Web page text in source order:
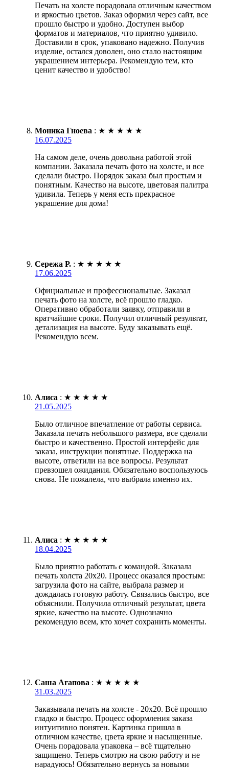
Печать на холсте порадовала отличным качеством
и яркостью цветов. Заказ оформил через сайт, все
прошло быстро и удобно. Доступен выбор
форматов и материалов, что приятно удивило.
Доставили в срок, упаковано надежно. Получив
изделие, остался доволен, оно стало настоящим
украшением интерьера. Рекомендую тем, кто
ценит качество и удобство!
Моника Гноева : ★ ★ ★ ★ ★
16.07.2025
На самом деле, очень довольна работой этой
компании. Заказала печать фото на холсте, и все
сделали быстро. Порядок заказа был простым и
понятным. Качество на высоте, цветовая палитра
удивила. Теперь у меня есть прекрасное
украшение для дома!
Сережа Р. : ★ ★ ★ ★ ★
17.06.2025
Официальные и профессиональные. Заказал
печать фото на холсте, всё прошло гладко.
Оперативно обработали заявку, отправили в
кратчайшие сроки. Получил отличный результат,
детализация на высоте. Буду заказывать ещё.
Рекомендую всем.
Алиса : ★ ★ ★ ★ ★
21.05.2025
Было отличное впечатление от работы сервиса.
Заказала печать небольшого размера, все сделали
быстро и качественно. Простой интерфейс для
заказа, инструкции понятные. Поддержка на
высоте, ответили на все вопросы. Результат
превзошел ожидания. Обязательно воспользуюсь
снова. Не пожалела, что выбрала именно их.
Алиса : ★ ★ ★ ★ ★
18.04.2025
Было приятно работать с командой. Заказала
печать холста 20х20. Процесс оказался простым:
загрузила фото на сайте, выбрала размер и
дождалась готовую работу. Связались быстро, все
объяснили. Получила отличный результат, цвета
яркие, качество на высоте. Однозначно
рекомендую всем, кто хочет сохранить моменты.
Саша Агапова : ★ ★ ★ ★ ★
31.03.2025
Заказывала печать на холсте - 20х20. Всё прошло
гладко и быстро. Процесс оформления заказа
интуитивно понятен. Картинка пришла в
отличном качестве, цвета яркие и насыщенные.
Очень порадовала упаковка – всё тщательно
защищено. Теперь смотрю на свою работу и не
нарадуюсь! Обязательно вернусь за новыми